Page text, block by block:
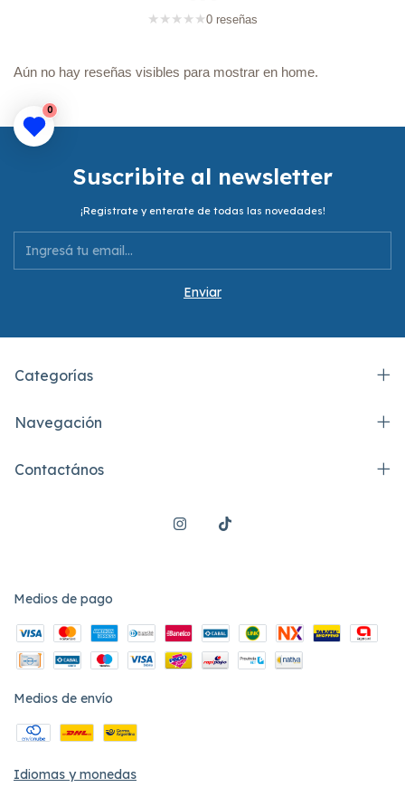
★ ★ ★ ★ ★0 reseñas
Aún no hay reseñas visibles para mostrar en home.
Suscribite al newsletter
¡Registrate y enterate de todas las novedades!
Categorías
Navegación
Contactános
Medios de pago
Medios de envío
Idiomas y monedas
0